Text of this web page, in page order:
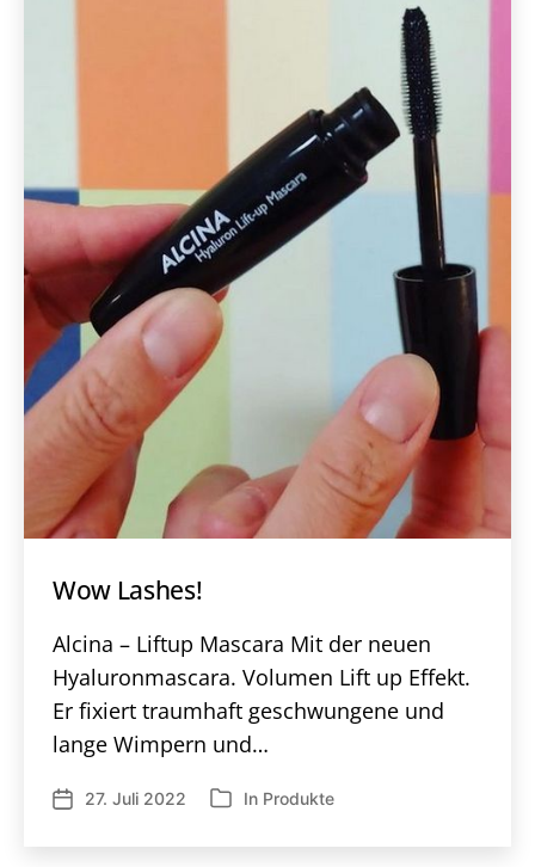
Wow Lashes!
Alcina – Liftup Mascara Mit der neuen
Hyaluronmascara. Volumen Lift up Effekt.
Er fixiert traumhaft geschwungene und
lange Wimpern und…
Veröffentlichungsdatum
27. Juli 2022 Kategorien
In Produkte